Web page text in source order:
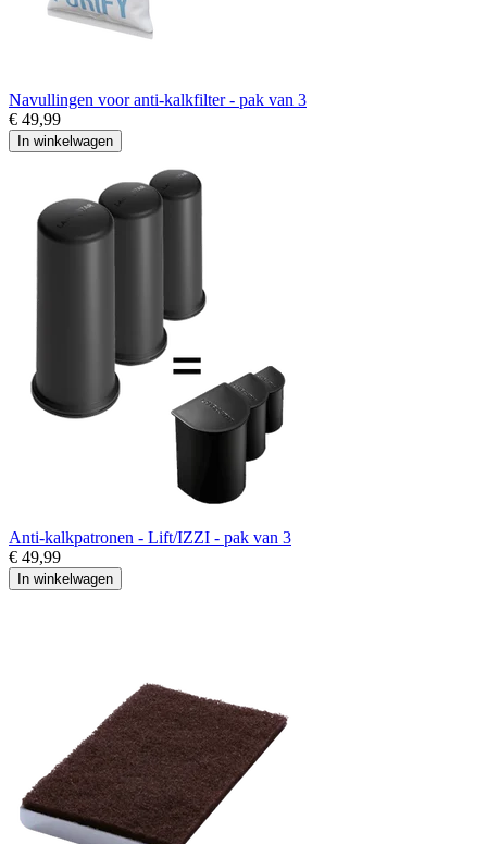
Navullingen voor anti-kalkfilter - pak van 3
€ 49,99
In winkelwagen
Anti-kalkpatronen - Lift/IZZI - pak van 3
€ 49,99
In winkelwagen